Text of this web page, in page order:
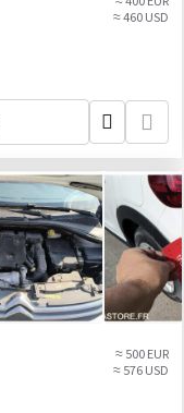
≈ 460 USD
≈ 500 EUR
≈ 576 USD